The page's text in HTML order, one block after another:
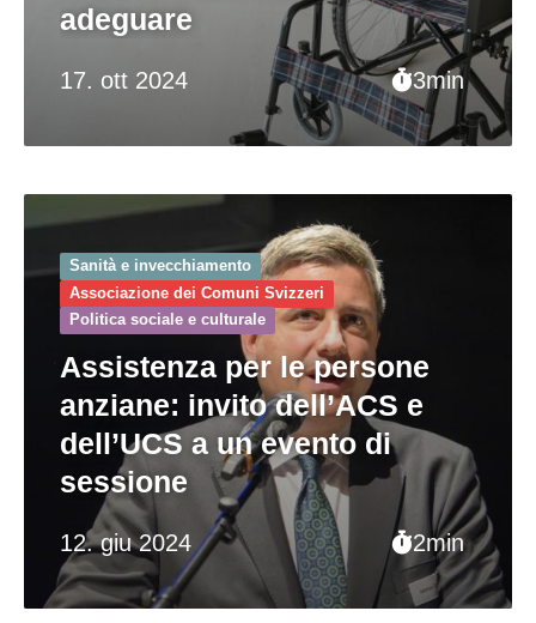
17. ott 2024 3min
adeguare
12. giu 2024 2min
Sanità e invecchiamento
Associazione dei Comuni Svizzeri
Politica sociale e culturale
Assistenza per le persone
anziane: invito dell’ACS e
dell’UCS a un evento di
sessione